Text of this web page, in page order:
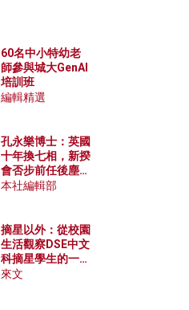
60名中小特幼老
師參與城大GenAI
培訓班
編輯精選
孔永樂博士：英國
十年換七相，新揆
會否步前任後塵？
脫歐後英國經濟為
本社編輯部
摘星以外：從校園
生活觀察DSE中文
科摘星學生的一點
特質
來文